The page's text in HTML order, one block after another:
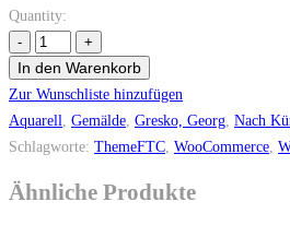
Quantity:
In den Warenkorb
Zur Wunschliste hinzufügen
Aquarell Gemälde Gresko, Georg Nach
Schlagworte: ThemeFTC WooCommerce
Ähnliche Produkte